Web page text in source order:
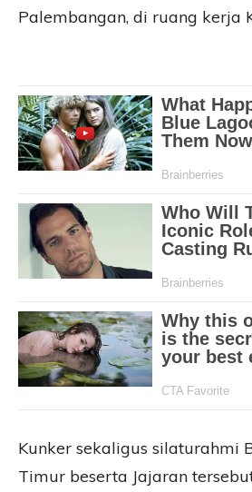
Palembangan, di ruang kerja
Kunker sekaligus silaturahmi
Timur beserta Jajaran